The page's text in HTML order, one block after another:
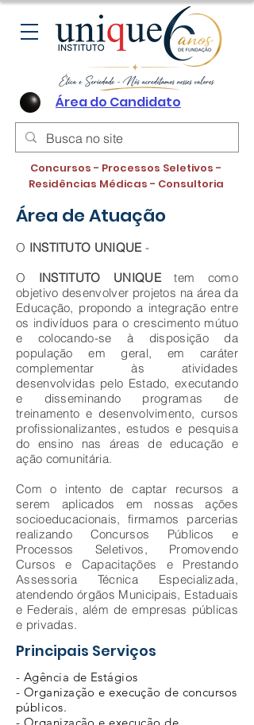
Concursos - Processos Seletivos -
Residências Médicas - Consultoria
Área do Candidato
Área de Atuação
O INSTITUTO UNIQUE-
O INSTITUTO UNIQUEtem como
objetivo desenvolver projetos na área da
Educação, propondo a integração entre
os indivíduos para o crescimento mútuo
e colocando-se à disposição da
população em geral, em caráter
complementar às atividades
desenvolvidas pelo Estado, executando
e disseminando programas de
treinamento e desenvolvimento, cursos
profissionalizantes, estudos e pesquisa
do ensino nas áreas de educação e
ação comunitária.
Com o intento de captar recursos a
serem aplicados em nossas ações
socioeducacionais, firmamos parcerias
realizando Concursos Públicos e
Processos Seletivos, Promovendo
Cursos e Capacitações e Prestando
Assessoria Técnica Especializada,
atendendo órgãos Municipais, Estaduais
e Federais, além de empresas públicas
e privadas.
Principais Serviços
- Agência de Estágios
- Organização e execução de concursos
públicos.